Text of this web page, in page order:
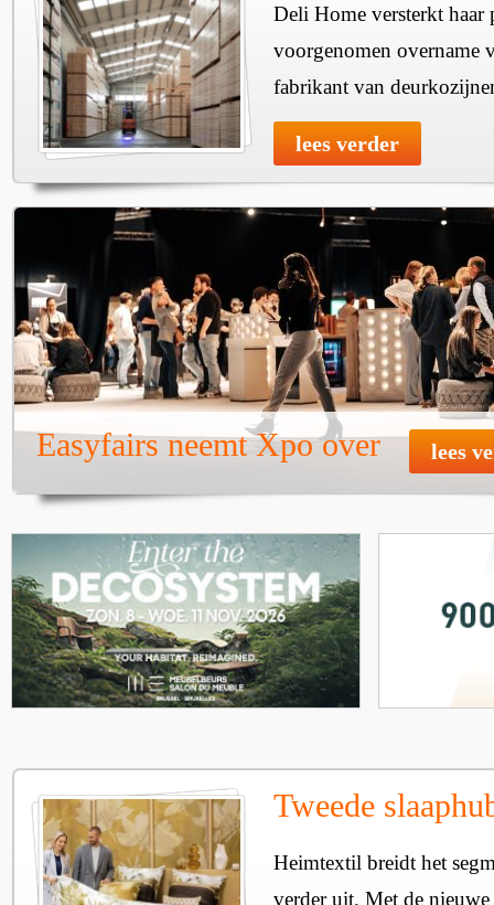
Deli Home versterkt haar
voorgenomen overname
fabrikant van
lees verder
Easyfairs neemt Xpo over lees
Tweede
Heimtextil breidt het
verder uit. Met de